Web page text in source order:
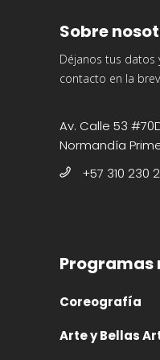
Sobre
Déjanos tus datos
contacto en la
Av. Calle 53
Normandía
+57 310 230
Coreografía
Arte y Bellas